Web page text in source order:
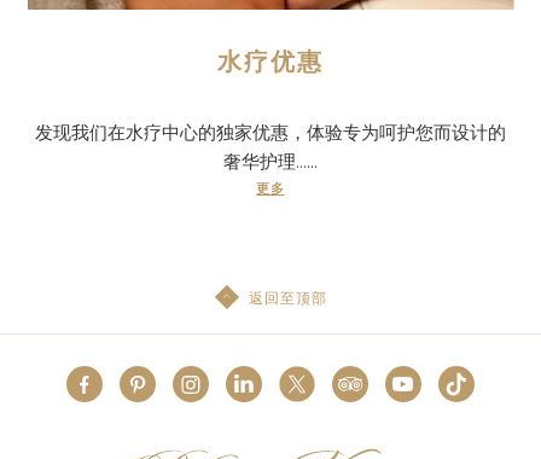
水疗优惠
发现我们在水疗中心的独家优惠，体验专为呵护您而设计的
奢华护理......
更多
返回至顶部